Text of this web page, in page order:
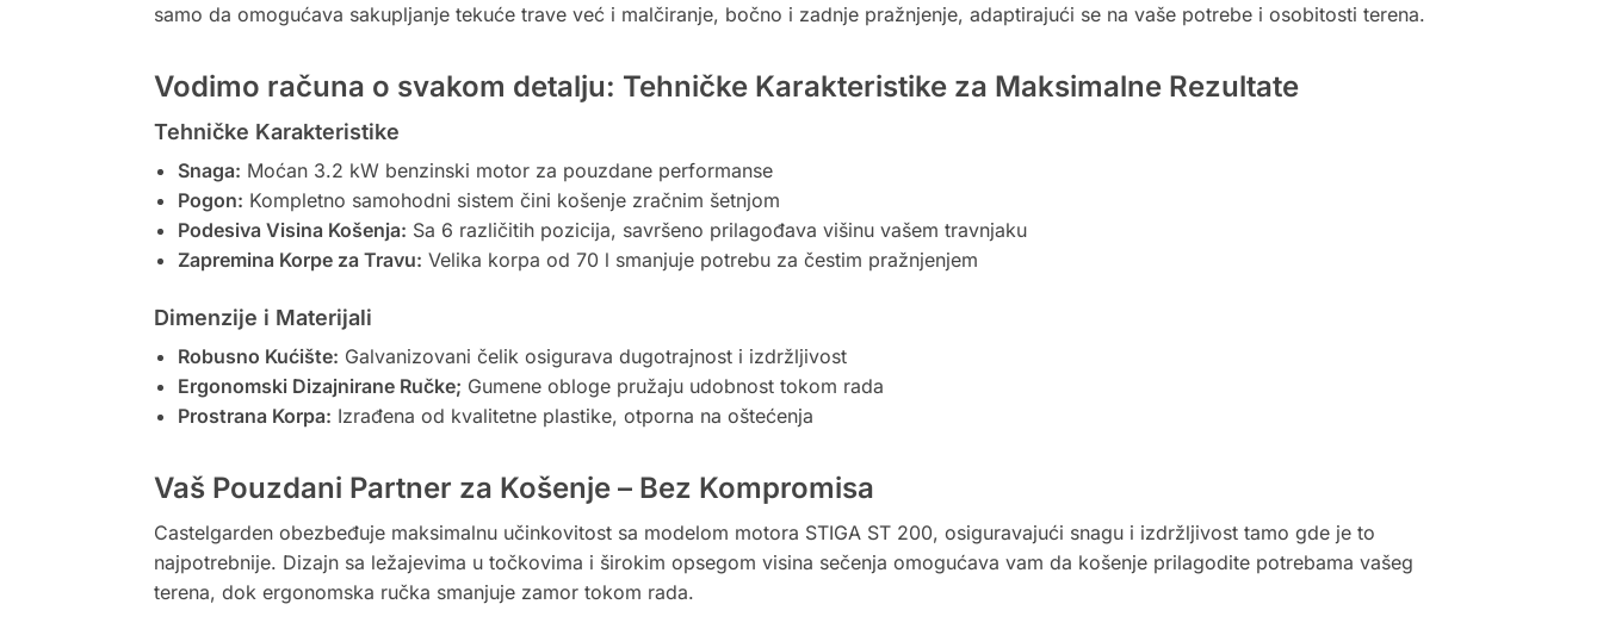
samo da omogućava sakupljanje tekuće trave već i malčiranje, bočno i zadnje pražnjenje, adaptirajući se na vaše potrebe i osobitosti terena.
Vodimo računa o svakom detalju: Tehničke Karakteristike za Maksimalne Rezultate
Tehničke Karakteristike
Snaga: Moćan 3.2 kW benzinski motor za pouzdane performanse
Pogon: Kompletno samohodni sistem čini košenje zračnim šetnjom
Podesiva Visina Košenja: Sa 6 različitih pozicija, savršeno prilagođava višinu vašem travnjaku
Zapremina Korpe za Travu: Velika korpa od 70 l smanjuje potrebu za čestim pražnjenjem
Dimenzije i Materijali
Robusno Kućište: Galvanizovani čelik osigurava dugotrajnost i izdržljivost
Ergonomski Dizajnirane Ručke; Gumene obloge pružaju udobnost tokom rada
Prostrana Korpa: Izrađena od kvalitetne plastike, otporna na oštećenja
Vaš Pouzdani Partner za Košenje – Bez Kompromisa
Castelgarden obezbeđuje maksimalnu učinkovitost sa modelom motora STIGA ST 200, osiguravajući snagu i izdržljivost tamo gde je to
najpotrebnije. Dizajn sa ležajevima u točkovima i širokim opsegom visina sečenja omogućava vam da košenje prilagodite potrebama vašeg
terena, dok ergonomska ručka smanjuje zamor tokom rada.